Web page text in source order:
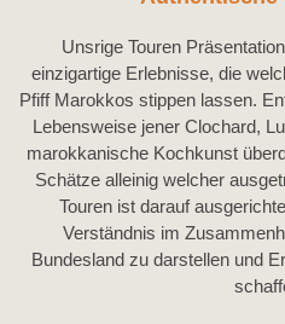
Unsrige Touren
einzigartige Erlebnisse, die
Pfiff Marokkos stippen lassen.
Lebensweise jener Clochard,
marokkanische Kochkunst
Schätze alleinig welcher
Touren ist darauf
Verständnis im
Bundesland zu darstellen und